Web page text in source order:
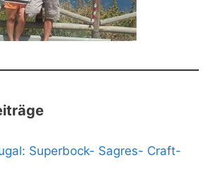
Superbock- Sagres- Craft-